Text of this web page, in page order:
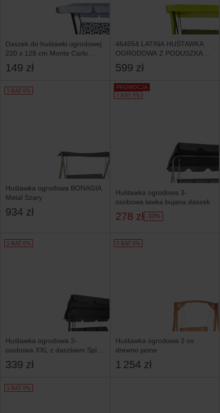
Daszek do huśtawki ogrodowej
220 x 128 cm Monte Carlo
szary D031-06CW PATIO
149 zł
464654 LATINA HUŚTAWKA
OGRODOWA Z PODUSZKAMI
210KG
599 zł
5 RAT 0%
Huśtawka ogrodowa BONAGIA
Metal Szary
934 zł
PROMOCJA
5 RAT 0%
Huśtawka ogrodowa 3-
osobowa ławka bujana daszek
278 zł -33%
5 RAT 0%
Huśtawka ogrodowa 3-
osobowa XXL z daszkiem Split
ciemnoszara
339 zł
5 RAT 0%
Huśtawka ogrodowa 2 os
drewno jasne
1 254 zł
5 RAT 0%